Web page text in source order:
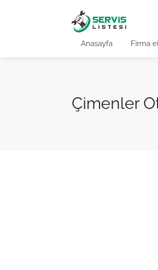
Anasayfa Firma
Çimenler